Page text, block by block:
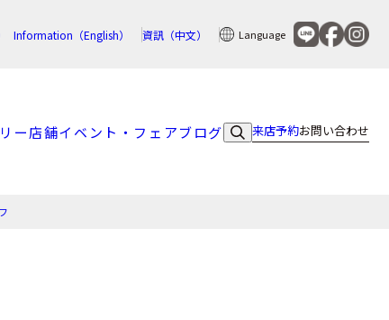
Information（English） 資訊（中文） Language
ー店舗イベント・フェアブログ 来店予約お問い合わせ